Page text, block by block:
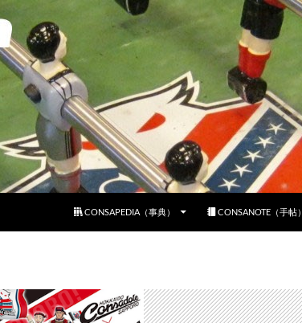
CONSAPEDIA（事典）
CONSANOTE（手帖）